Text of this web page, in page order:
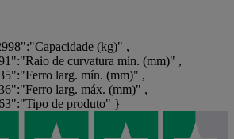
(kg)" ,
de curvatura mín. (mm)" ,
larg. mín. (mm)" ,
larg. máx. (mm)" ,
de produto" }